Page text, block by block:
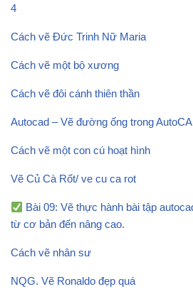
4
Cách vẽ Đức Trinh Nữ Maria
Cách vẽ một bộ xương
Cách vẽ đôi cánh thiên thần
Autocad – Vẽ đường ống trong
Cách vẽ một con cú hoạt hình
Vẽ Củ Cà Rốt/ ve cu ca rot
Bài 09: Vẽ thực hành bài tập
từ cơ bản đến nâng cao.
Cách vẽ nhân sư
NQG. Vẽ Ronaldo đẹp quá